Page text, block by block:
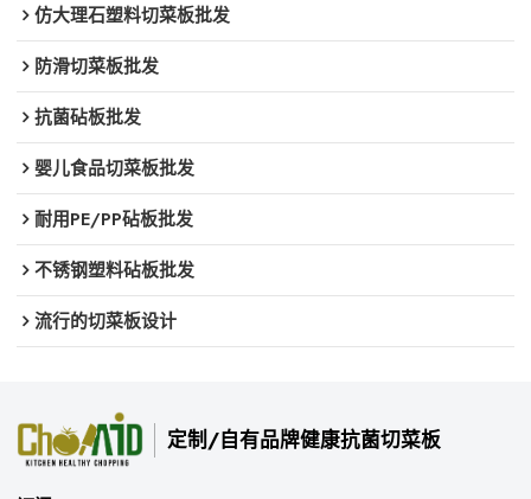
仿大理石塑料切菜板批发
防滑切菜板批发
抗菌砧板批发
婴儿食品切菜板批发
耐用PE/PP砧板批发
不锈钢塑料砧板批发
流行的切菜板设计
定制/自有品牌健康抗菌切菜板